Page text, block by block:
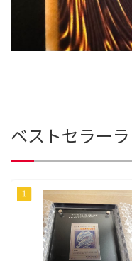
ベストセラー